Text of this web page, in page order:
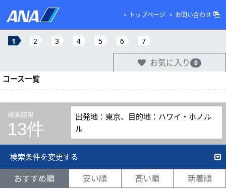
トップページ お問い合わせ
1 2 3 4 5 6 7
お気に入り 0
コース一覧
検索結果
13件
出発地：東京、目的地：ハワイ・ホノル
ル
検索条件を変更する
おすすめ順 安い順 高い順 新着順